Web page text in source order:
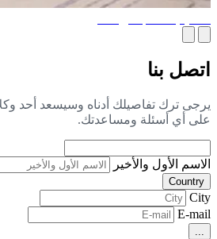
بنا
ترك تفاصيلك أدناه وسيسعد أحد وكلاء
أي أسئلة ومساعدتك.
الأول والأخير
E-